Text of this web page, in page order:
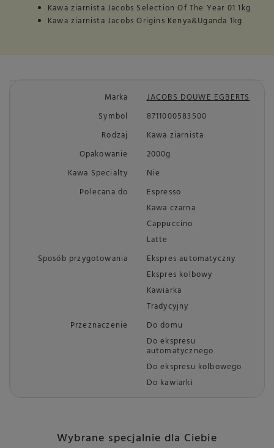
Kawa ziarnista Jacobs Selection Of The Year 01 1kg
Kawa ziarnista Jacobs Origins Kenya&Uganda 1kg
Marka
JACOBS DOUWE EGBERTS
Symbol
8711000583500
Rodzaj
Kawa ziarnista
Opakowanie
2000g
Kawa Specialty
Nie
Polecana do
Espresso
Kawa czarna
Cappuccino
Latte
Sposób przygotowania
Ekspres automatyczny
Ekspres kolbowy
Kawiarka
Tradycyjny
Przeznaczenie
Do domu
Do ekspresu
automatycznego
Do ekspresu kolbowego
Do kawiarki
Wybrane specjalnie dla Ciebie